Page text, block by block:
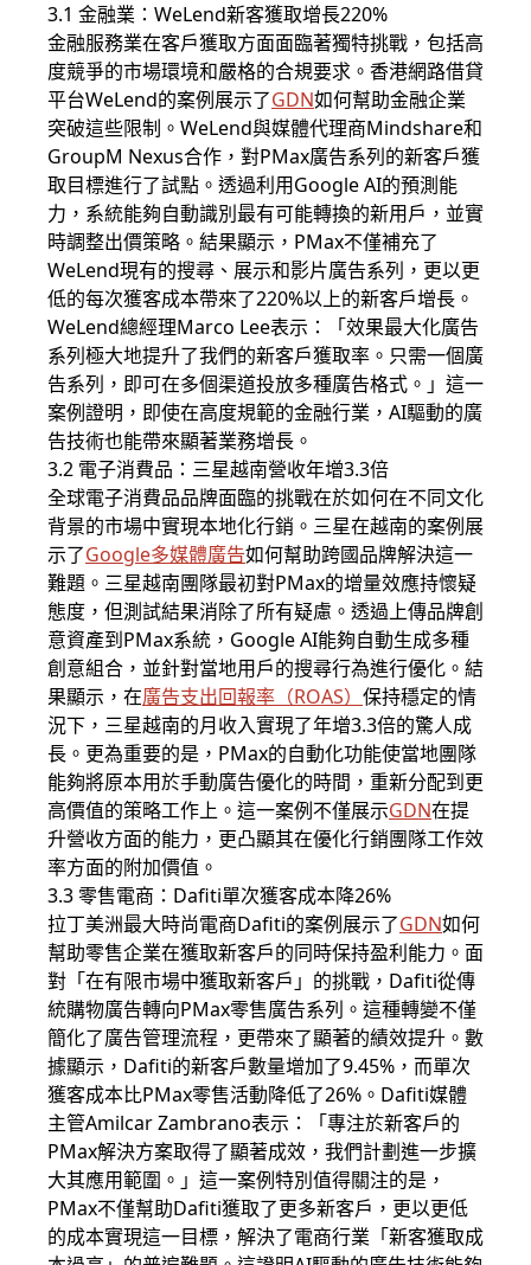
3.1 金融業：WeLend新客獲取增長220%
金融服務業在客戶獲取方面面臨著獨特挑戰，包括高
度競爭的市場環境和嚴格的合規要求。香港網路借貸
平台WeLend的案例展示了GDN如何幫助金融企業
突破這些限制。WeLend與媒體代理商Mindshare和
GroupM Nexus合作，對PMax廣告系列的新客戶獲
取目標進行了試點。透過利用Google AI的預測能
力，系統能夠自動識別最有可能轉換的新用戶，並實
時調整出價策略。結果顯示，PMax不僅補充了
WeLend現有的搜尋、展示和影片廣告系列，更以更
低的每次獲客成本帶來了220%以上的新客戶增長。
WeLend總經理Marco Lee表示：「效果最大化廣告
系列極大地提升了我們的新客戶獲取率。只需一個廣
告系列，即可在多個渠道投放多種廣告格式。」這一
案例證明，即使在高度規範的金融行業，AI驅動的廣
告技術也能帶來顯著業務增長。
3.2 電子消費品：三星越南營收年增3.3倍
全球電子消費品品牌面臨的挑戰在於如何在不同文化
背景的市場中實現本地化行銷。三星在越南的案例展
示了Google多媒體廣告如何幫助跨國品牌解決這一
難題。三星越南團隊最初對PMax的增量效應持懷疑
態度，但測試結果消除了所有疑慮。透過上傳品牌創
意資產到PMax系統，Google AI能夠自動生成多種
創意組合，並針對當地用戶的搜尋行為進行優化。結
果顯示，在廣告支出回報率（ROAS） 保持穩定的情
況下，三星越南的月收入實現了年增3.3倍的驚人成
長。更為重要的是，PMax的自動化功能使當地團隊
能夠將原本用於手動廣告優化的時間，重新分配到更
高價值的策略工作上。這一案例不僅展示GDN在提
升營收方面的能力，更凸顯其在優化行銷團隊工作效
率方面的附加價值。
3.3 零售電商：Dafiti單次獲客成本降26%
拉丁美洲最大時尚電商Dafiti的案例展示了GDN如何
幫助零售企業在獲取新客戶的同時保持盈利能力。面
對「在有限市場中獲取新客戶」的挑戰，Dafiti從傳
統購物廣告轉向PMax零售廣告系列。這種轉變不僅
簡化了廣告管理流程，更帶來了顯著的績效提升。數
據顯示，Dafiti的新客戶數量增加了9.45%，而單次
獲客成本比PMax零售活動降低了26%。Dafiti媒體
主管Amilcar Zambrano表示：「專注於新客戶的
PMax解決方案取得了顯著成效，我們計劃進一步擴
大其應用範圍。」這一案例特別值得關注的是，
PMax不僅幫助Dafiti獲取了更多新客戶，更以更低
的成本實現這一目標，解決了電商行業「新客獲取成